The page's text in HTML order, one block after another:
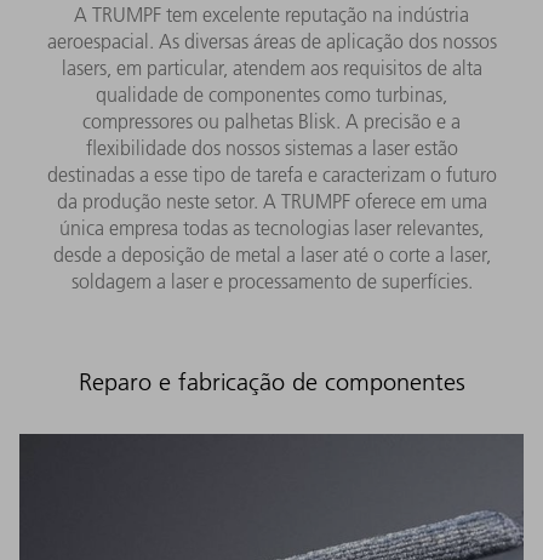
A TRUMPF tem excelente reputação na indústria
aeroespacial. As diversas áreas de aplicação dos nossos
lasers, em particular, atendem aos requisitos de alta
qualidade de componentes como turbinas,
compressores ou palhetas Blisk. A precisão e a
flexibilidade dos nossos sistemas a laser estão
destinadas a esse tipo de tarefa e caracterizam o futuro
da produção neste setor. A TRUMPF oferece em uma
única empresa todas as tecnologias laser relevantes,
desde a deposição de metal a laser até o corte a laser,
soldagem a laser e processamento de superfícies.
Reparo e fabricação de componentes